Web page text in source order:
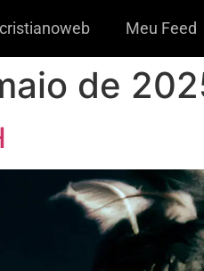
Meu Feed
de